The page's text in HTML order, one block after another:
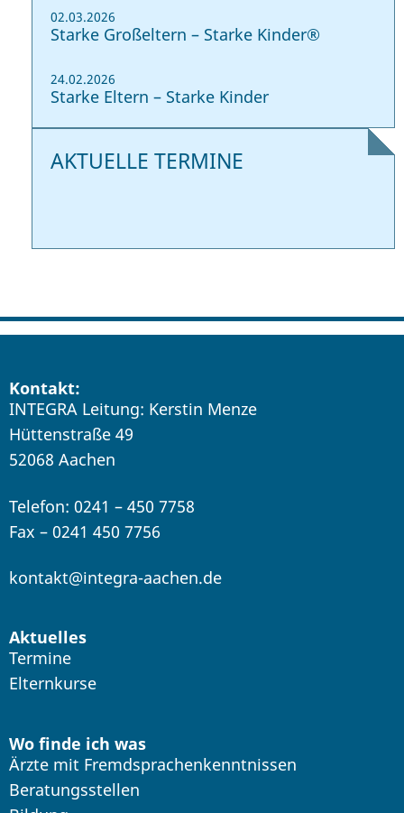
02.03.2026
Starke Großeltern – Starke Kinder®
24.02.2026
Starke Eltern – Starke Kinder
AKTUELLE TERMINE
Kontakt:
INTEGRA Leitung: Kerstin Menze
Hüttenstraße 49
52068 Aachen
Telefon: 0241 – 450 7758
Fax – 0241 450 7756
kontakt@integra-aachen.de
Aktuelles
Termine
Elternkurse
Wo finde ich was
Ärzte mit Fremdsprachenkenntnissen
Beratungsstellen